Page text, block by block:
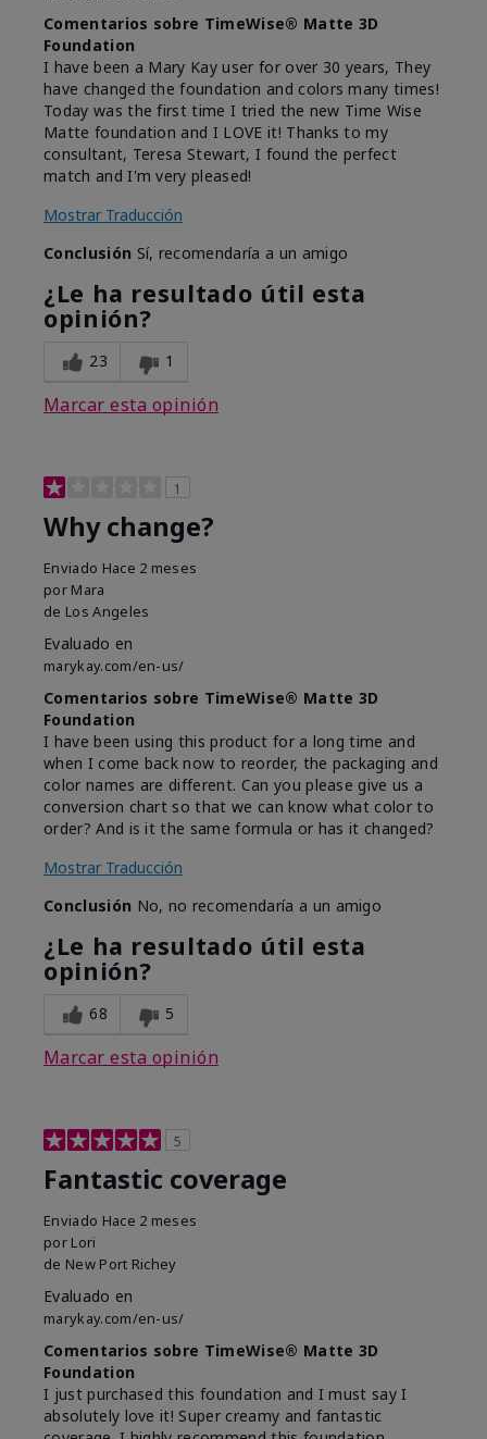
Comentarios sobre TimeWise® Matte 3D
Foundation
I have been a Mary Kay user for over 30 years, They
have changed the foundation and colors many times!
Today was the first time I tried the new Time Wise
Matte foundation and I LOVE it! Thanks to my
consultant, Teresa Stewart, I found the perfect
match and I'm very pleased!
Mostrar Traducción
Conclusión Sí, recomendaría a un amigo
¿Le ha resultado útil esta
opinión?
23 1
Marcar esta opinión
1
Why change?
Enviado Hace 2 meses
por Mara
de Los Angeles
Evaluado en
marykay.com/en-us/
Comentarios sobre TimeWise® Matte 3D
Foundation
I have been using this product for a long time and
when I come back now to reorder, the packaging and
color names are different. Can you please give us a
conversion chart so that we can know what color to
order? And is it the same formula or has it changed?
Mostrar Traducción
Conclusión No, no recomendaría a un amigo
¿Le ha resultado útil esta
opinión?
68 5
Marcar esta opinión
5
Fantastic coverage
Enviado Hace 2 meses
por Lori
de New Port Richey
Evaluado en
marykay.com/en-us/
Comentarios sobre TimeWise® Matte 3D
Foundation
I just purchased this foundation and I must say I
absolutely love it! Super creamy and fantastic